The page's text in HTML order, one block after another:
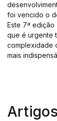
foi vencido o
Este 7ª
que é urgente
complexidade
mais